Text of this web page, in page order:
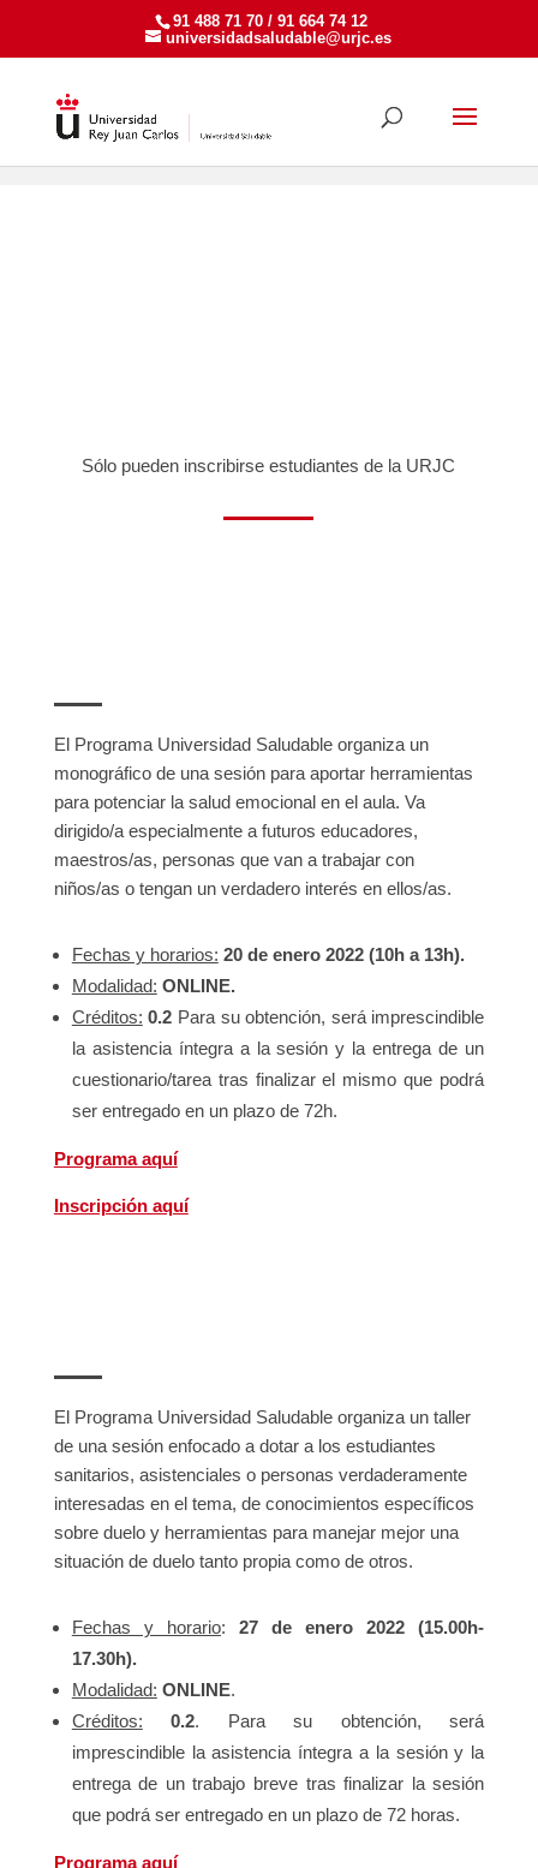
91 488 71 70 / 91 664 74 12
universidadsaludable@urjc.es
Actividades Estudiantes>2021-2022
Sólo pueden inscribirse estudiantes de la URJC
El Programa Universidad Saludable organiza un
monográfico de una sesión para aportar herramientas
para potenciar la salud emocional en el aula. Va
dirigido/a especialmente a futuros educadores,
maestros/as, personas que van a trabajar con
niños/as o tengan un verdadero interés en ellos/as.
Fechas y horarios: 20 de enero 2022 (10h a 13h).
Modalidad: ONLINE.
Créditos: 0.2 Para su obtención, será imprescindible
la asistencia íntegra a la sesión y la entrega de un
cuestionario/tarea tras finalizar el mismo que podrá
ser entregado en un plazo de 72h.
Programa aquí
Inscripción aquí
El Programa Universidad Saludable organiza un taller
de una sesión enfocado a dotar a los estudiantes
sanitarios, asistenciales o personas verdaderamente
interesadas en el tema, de conocimientos específicos
sobre duelo y herramientas para manejar mejor una
situación de duelo tanto propia como de otros.
Fechas y horario: 27 de enero 2022 (15.00h-
17.30h).
Modalidad: ONLINE.
Créditos:
0.2. Para su obtención, será
imprescindible la asistencia íntegra a la sesión y la
entrega de un trabajo breve tras finalizar la sesión
que podrá ser entregado en un plazo de 72 horas.
Programa aquí